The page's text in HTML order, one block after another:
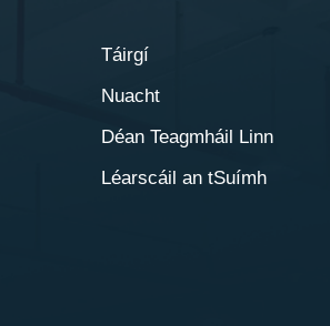
Táirgí
Nuacht
Déan Teagmháil Linn
Léarscáil an tSuímh